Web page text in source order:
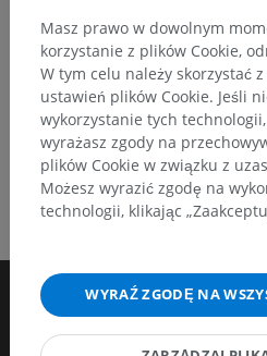
Masz prawo w dowolnym
korzystanie z plików Cookie,
W tym celu należy skorzystać
ustawień plików Cookie. Jeśli
wykorzystanie tych
wyrażasz zgody na
plików Cookie w związku z
Możesz wyrazić zgodę na
technologii, klikając
WYRAŹ ZGODĘ NA